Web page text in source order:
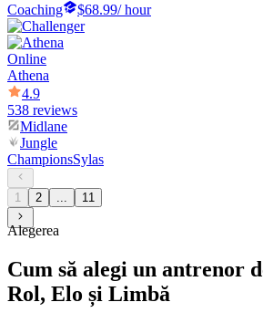
Coaching
$68.99/ hour
Online
Athena
4.9
538 reviews
Midlane
Jungle
ChampionsSylas
1 2 ... 11
Alegerea
Cum să alegi un antrenor
Rol, Elo și Limbă